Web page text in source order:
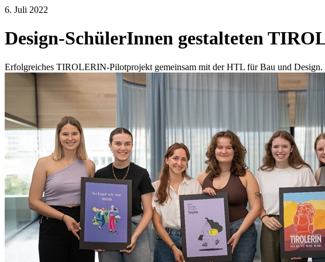
6. Juli 2022
Design-SchülerInnen gestalteten
Erfolgreiches TIROLERIN-Pilotprojekt gemeinsam mit der HTL für Bau und